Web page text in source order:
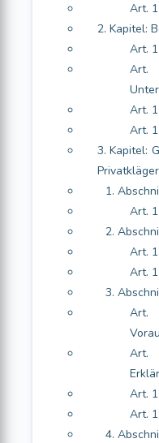
Art.
2. Kapitel:
Art.
Art.
Art.
Art.
3. Kapitel:
1.
Art.
2.
Art.
Art.
3.
Art.
Art.
Art.
4.